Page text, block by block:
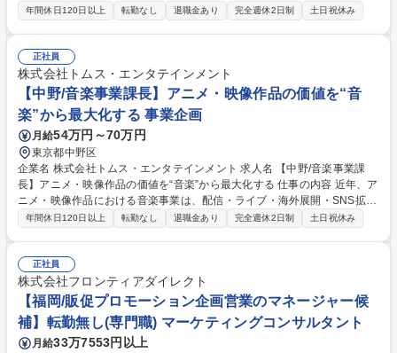
ジションを募集します。アニメ・映像作品において、音楽は作品価値やフ
音楽商品・配信等の企画推進 ◆レコード会社・音楽出版社・制作会社等と
の折衝 ◆作家・アーティスト・クリエイターとの調整業務 ◆海外展開を
含む音楽ビジネス推進 ◆社内関係部署との連携・調整 募集職種 【中野/音
楽事業課メンバー】アニメ・映像作品の価値を“音楽”から最大化する
年間休日120日以上 転勤なし 退職金あり 完全週休2日制 土日祝休み
正社員
株式会社トムス・エンタテインメント
【中野/音楽事業課長】アニメ・映像作品の価値を“音
楽”から最大化する 事業企画
月給54万円～70万円
東京都中野区
企業名 株式会社トムス・エンタテインメント 求人名 【中野/音楽事業課
長】アニメ・映像作品の価値を“音楽”から最大化する 仕事の内容 近年、ア
ニメ・映像作品における音楽事業は、配信・ライブ・海外展開・SNS拡散
などを通じて、IP価値向上における重要性が高まっています。音楽関連ビ
対応 ◆音楽商品・配信・ライブ等の企画推進 ◆グループ会社と連携した
ライブイベント企画・推進 ◆レコード会社・音楽出版社・制作会社等との
折衝 ◆作家・アーティスト・クリエイターとの調整業務 ◆海外展開を含
む音楽ビジネス推進 ◆収支管理・予算管理 ◆部門マネジメントおよびメ
ンバー育成 ◆社内関係部署との連携・調整 募集職種 【中野/音楽事業課
長】アニメ・映像作品の価値を“音楽”から最大化する
年間休日120日以上 転勤なし 退職金あり 完全週休2日制 土日祝休み
正社員
株式会社フロンティアダイレクト
【福岡/販促プロモーション企画営業のマネージャー候
補】転勤無し(専門職) マーケティングコンサルタント
月給33万7553円以上